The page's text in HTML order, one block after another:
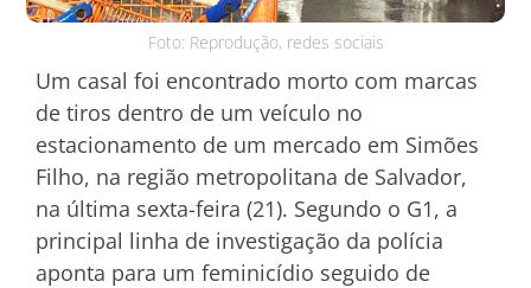
Foto: Reprodução, redes sociais
Um casal foi encontrado morto com marcas
de tiros dentro de um veículo no
estacionamento de um mercado em Simões
Filho, na região metropolitana de Salvador,
na última sexta-feira (21). Segundo o G1, a
principal linha de investigação da polícia
aponta para um feminicídio seguido de